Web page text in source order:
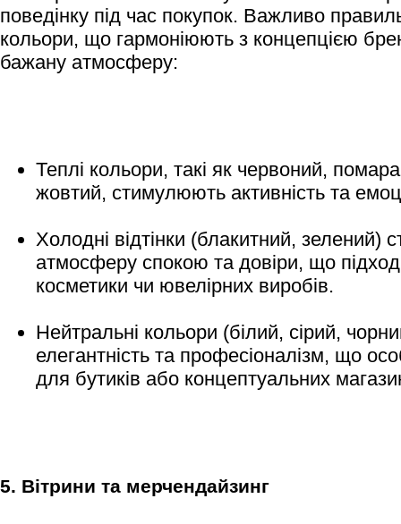
поведінку під час покупок. Важливо
кольори, що гармоніюють з концепцією
бажану атмосферу:
Теплі кольори, такі як червоний,
жовтий, стимулюють активність та
Холодні відтінки (блакитний, зелений)
атмосферу спокою та довіри, що
косметики чи ювелірних виробів.
Нейтральні кольори (білий, сірий,
елегантність та професіоналізм, що
для бутиків або концептуальних
5. Вітрини та мерчендайзинг